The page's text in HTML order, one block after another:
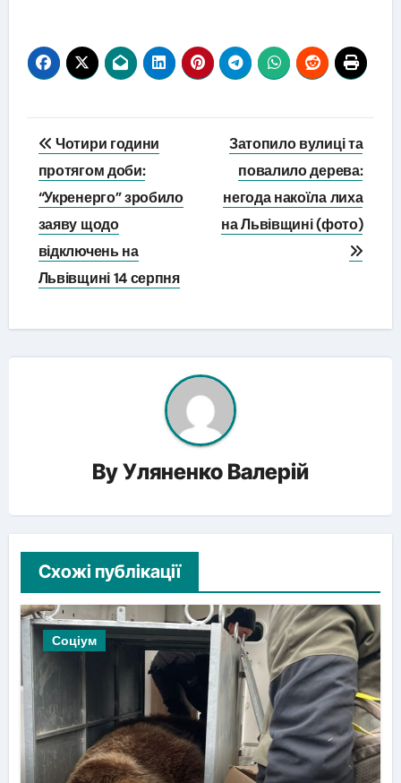
Навігація
записів
Чотири години
протягом доби:
“Укренерго” зробило
заяву щодо
відключень на
Львівщині 14 серпня
Затопило вулиці та
повалило дерева:
негода накоїла лиха
на Львівщині (фото)
ByУляненко Валерій
Схожі публікації
Соціум